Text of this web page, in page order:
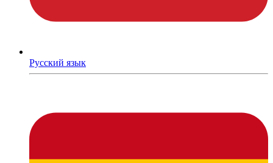
Русский язык